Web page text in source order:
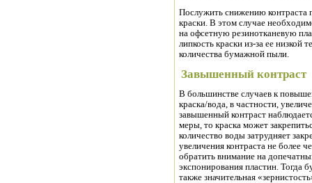
Послужить снижению контраста
краски. В этом случае
на офсетную резинотканевую
липкость краски из-за ее
количества бумажной пыли.
Завышенный контраст
В большинстве случаев к
краска/вода, в частности,
завышенный контраст
меры, то краска может
количество воды затрудняет
увеличения контраста не более
обратить внимание на
экспонирования пластин. Тогда
также значительная